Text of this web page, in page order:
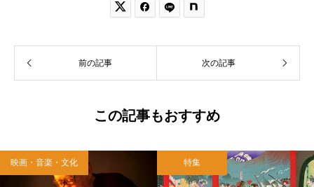
 
前の記事 次の記事
この記事もおすすめ
映画・音楽・文化 特集